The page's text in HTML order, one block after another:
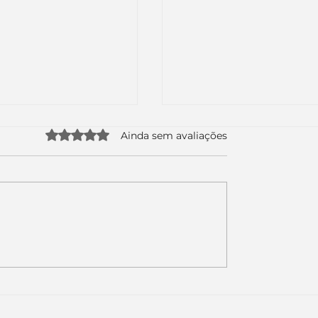
Avaliado com 0 de 5 estrelas.
Ainda sem avaliações